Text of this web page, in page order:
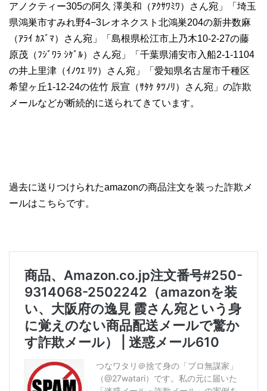
アノクティー305の阿久 澤美和（ｱｸｻﾜﾐﾜ）さん宛」「埼玉
県鴻巣市すみれ野4−3レオネクスト北鴻巣204の新井数麻
（ｱﾗｲ ｶｽﾞﾏ）さん宛」「島根県松江市上乃木10-2-27の藤
原茂（ﾌｼﾞﾜﾗ ｼｹﾞﾙ）さん宛」「千葉県浦安市入船2-1-1104
の井上里津（ｲﾉｳｴ ﾘﾂ）さん宛」「愛知県名古屋市千種区
希望ヶ丘1-12-24の佐竹 辰宣（ｻﾀｹ ﾀﾂﾉﾘ）さん宛」の詐欺
メールなどが断続的に送られてきています。
過去に送りつけられたamazonの商品注文を装った詐欺メ
ールはこちらです。